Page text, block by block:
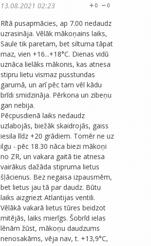
0
0
13.08.2021 02:23
Rītā pusapmācies, ap 7.00 nedaudz
uzrasināja. Vēlāk mākoņains laiks,
Saule tik paretam, bet siltuma tāpat
maz, vien +16...+18°C. Dienas vidū
uznāca lielāks mākonis, kas atnesa
stipru lietu vismaz pusstundas
garumā, un arī pēc tam vēl kādu
brīdi smidzināja. Pērkona un zibeņu
gan nebija.
Pēcpusdienā laiks nedaudz
uzlabojās, biežāk skaidrojās, gaiss
iesila līdz +20 grādiem. Tomēr ne uz
ilgu - pēc 18.30 nāca biezi mākoņi
no ZR, un vakara gaitā tie atnesa
vairākus dažāda stipruma lietus
šļācienus. Bez negaisa izpausmēm,
bet lietus jau tā par daudz. Būtu
laiks aizgriezt Atlantijas ventili.
Vēlākā vakarā lietus tūres beidzot
mitējās, laiks mierīgs. Šobrīd ielas
lēnām žūst, mākoņu daudzums
nenosakāms, vēja nav, t. +13,9°C,